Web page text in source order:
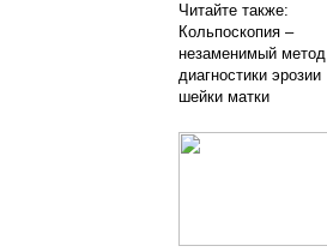
Читайте также:
Кольпоскопия –
незаменимый метод
диагностики эрозии
шейки матки